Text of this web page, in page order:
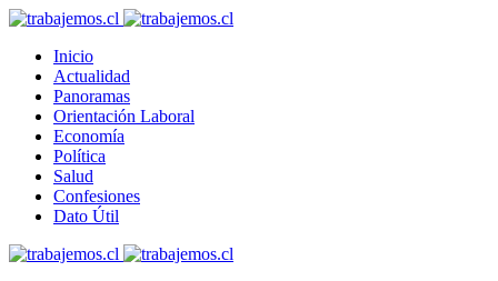
Inicio
Actualidad
Panoramas
Orientación Laboral
Economía
Política
Salud
Confesiones
Dato Útil